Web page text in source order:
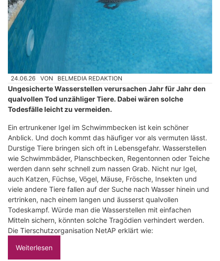
24.06.26 VON BELMEDIA REDAKTION
Ungesicherte Wasserstellen verursachen Jahr für Jahr den
qualvollen Tod unzähliger Tiere. Dabei wären solche
Todesfälle leicht zu vermeiden.
Ein ertrunkener Igel im Schwimmbecken ist kein schöner
Anblick. Und doch kommt das häufiger vor als vermuten lässt.
Durstige Tiere bringen sich oft in Lebensgefahr. Wasserstellen
wie Schwimmbäder, Planschbecken, Regentonnen oder Teiche
werden dann sehr schnell zum nassen Grab. Nicht nur Igel,
auch Katzen, Füchse, Vögel, Mäuse, Frösche, Insekten und
viele andere Tiere fallen auf der Suche nach Wasser hinein und
ertrinken, nach einem langen und äusserst qualvollen
Todeskampf. Würde man die Wasserstellen mit einfachen
Mitteln sichern, könnten solche Tragödien verhindert werden.
Die Tierschutzorganisation NetAP erklärt wie:
Weiterlesen